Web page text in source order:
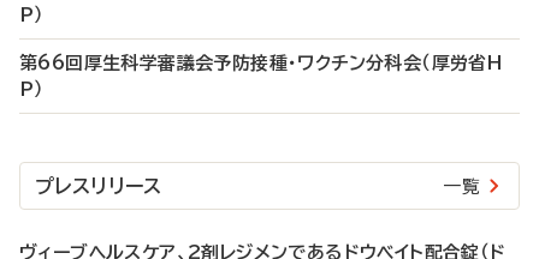
P）
第66回厚生科学審議会予防接種・ワクチン分科会（厚労省H
P）
プレスリリース 一覧
ヴィーブヘルスケア、2剤レジメンであるドウベイト配合錠（ド